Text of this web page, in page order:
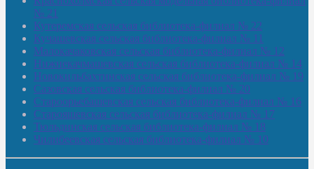
№ 21
Кутеремская сельская библиотека-филиал № 22
Кучашевская сельская библиотека-филиал № 11
Малокачаковская сельская библиотека-филиал № 12
Нижнекачмашевская сельская библиотека-филиал № 14
Новокильбахтинская сельская библиотека-филиал № 19
Сазовская сельская библиотека-филиал № 20
Староорьебашевская сельская библиотека-филиал № 16
Старояшевская сельская библиотека-филиал № 17
Тюльдинская сельская библиотека-филиал № 18
Чилибеевская сельская библиотека-филиал № 10